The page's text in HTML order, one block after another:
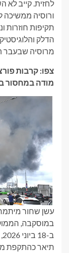
לחזית. קייב לא
ורוסיה ממשיכה
תקיפות חוזרות
הדלק
מרוסיה שבעבר
צפו: קרבות
מודה במחסור
עשן שחור
במוסקבה,
תיאר כהתקפת